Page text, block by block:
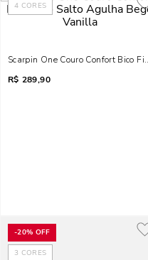
4 CORES
Scarpin One Couro Confort Bico
R$ 289,90
-20% OFF
3 CORES